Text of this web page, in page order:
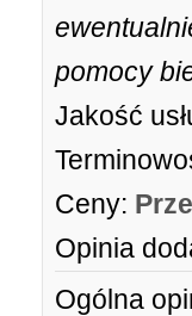
pomocy
Jakość
Ceny:
Opinia
Ogólna